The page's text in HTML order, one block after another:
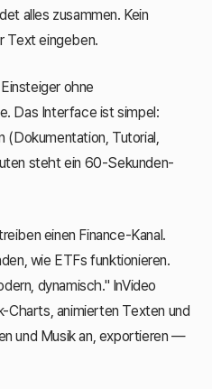
alles zusammen. Kein
Text eingeben.
ohne
Das Interface ist simpel:
(Dokumentation, Tutorial,
steht ein 60-Sekunden-
einen Finance-Kanal.
wie ETFs funktionieren.
dynamisch." InVideo
Charts, animierten Texten und
und Musik an, exportieren —